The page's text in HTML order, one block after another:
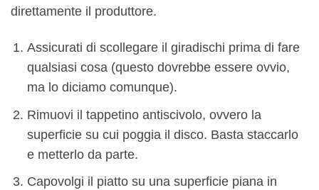
direttamente il produttore.
Assicurati di scollegare il giradischi prima di fare
qualsiasi cosa (questo dovrebbe essere ovvio,
ma lo diciamo comunque).
Rimuovi il tappetino antiscivolo, ovvero la
superficie su cui poggia il disco. Basta staccarlo
e metterlo da parte.
Capovolgi il piatto su una superficie piana in